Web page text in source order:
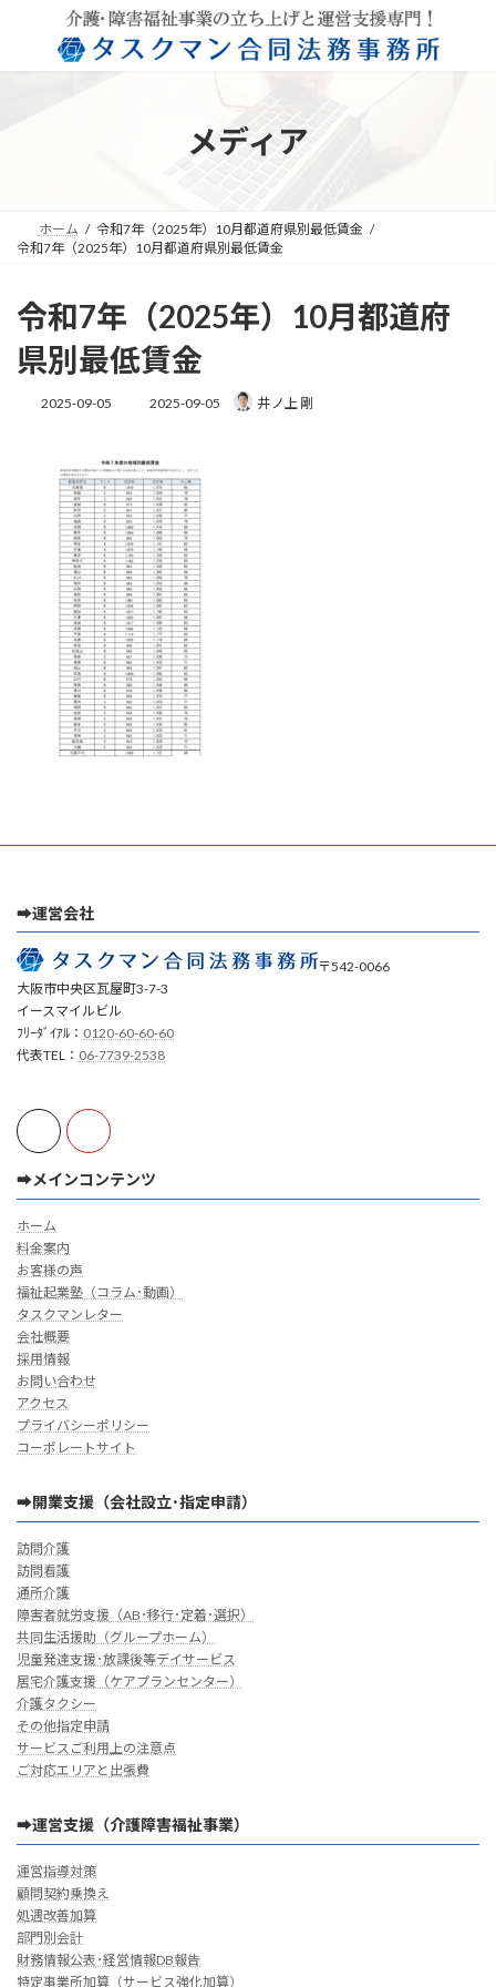
ン
ー
メディア
ホーム
令和7年（2025年）10月都道府県別最低賃金
令和7年（2025年）10月都道府県別最低賃金
令和7年（2025年）10月都道府
県別最低賃金
2025-09-05
最
新
日
時
:
2025-09-05 井ノ上 剛
➡運営会社
〒542-0066
大阪市中央区瓦屋町3-7-3
イースマイルビル
ﾌﾘｰﾀﾞｲｱﾙ： 0120-60-60-60
代表TEL： 06-7739-2538
➡メインコンテンツ
ホーム
料金案内
お客様の声
福祉起業塾（コラム･動画）
タスクマンレター
会社概要
採用情報
お問い合わせ
アクセス
プライバシーポリシー
コーポレートサイト
➡開業支援（会社設立･指定申請）
訪問介護
訪問看護
通所介護
障害者就労支援（AB･移行･定着･選択）
共同生活援助（グループホーム）
児童発達支援･放課後等デイサービス
居宅介護支援（ケアプランセンター）
介護タクシー
その他指定申請
サービスご利用上の注意点
ご対応エリアと出張費
➡運営支援（介護障害福祉事業）
運営指導対策
顧問契約乗換え
処遇改善加算
部門別会計
財務情報公表･経営情報DB報告
特定事業所加算（サービス強化加算）